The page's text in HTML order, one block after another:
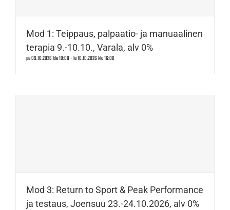
Mod 1: Teippaus, palpaatio- ja manuaalinen
terapia 9.-10.10., Varala, alv 0%
pe 09.10.2026 klo 10:00-la 10.10.2026 klo 16:00
Mod 3: Return to Sport & Peak Performance
ja testaus, Joensuu 23.-24.10.2026, alv 0%